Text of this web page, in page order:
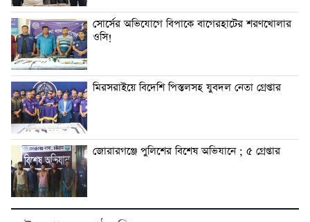
সোর্সের অভিযোগে বিপাকে বাগেরহাটের শরণখোলার
ওসি!
মিরসরাইয়ে বিদেশি পিস্তলসহ যুবদল নেতা গ্রেপ্তার
জোরারগঞ্জে পুলিশের বিশেষ অভিযানে ; ৫ গ্রেপ্তার